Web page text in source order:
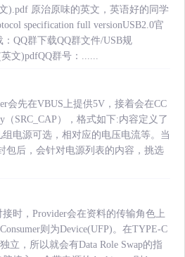
).pdf 原治原味的英文，英语好的同学
specification full versionUSB2.0官
QQ群下载QQ群文件/USB规
文)pdfQQ群号：......
会先在VBUS上提供5V，接着会在CC
（SRC_CAP），格式如下:内容定义了
电源可选，相对应的电压电流等。当
包后，会针对电源列表的内容，挑选
时，Provider会在资料的传输角色上
则为Device(UFP)。在TYPE-C
立，所以就会有Data Role Swap的指